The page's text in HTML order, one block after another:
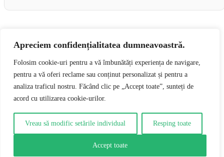
Apreciem confidențialitatea dumneavoastră.
Folosim cookie-uri pentru a vă îmbunătăți experiența de navigare,
pentru a vă oferi reclame sau conținut personalizat și pentru a
analiza traficul nostru. Făcând clic pe „Accept toate”, sunteți de
acord cu utilizarea cookie-urilor.
Vreau să modific setările individual Resping toate
Accept toate
👍 Urmărește-ne pe Facebook
Continuă cumpărăturile